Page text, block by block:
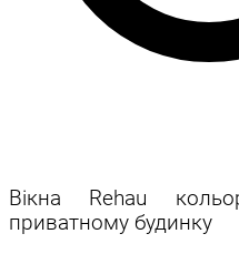
Вікна Rehau
приватному будинку